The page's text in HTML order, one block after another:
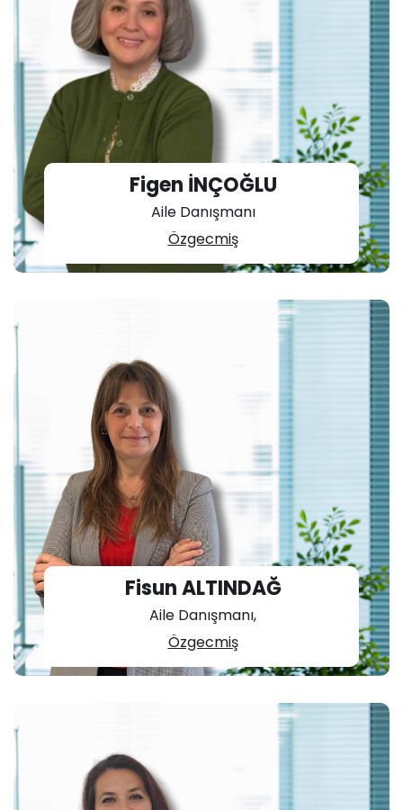
Figen İNÇOĞLU
Aile Danışmanı
Özgecmiş
Fisun ALTINDAĞ
Aile Danışmanı,
Özgecmiş